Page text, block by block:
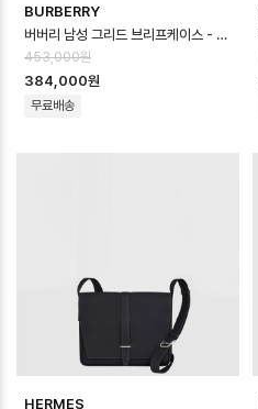
BURBERRY
버버리 남성 그리드 브리프케이스 - Burberry Mens Grid Briefcase -…
453,000원
384,000원
무료배송
HERMES